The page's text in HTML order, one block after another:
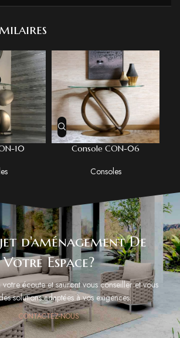
10 Console CON-06
Consoles
d'aménagement De
Votre Espace?
votre écoute et sauront vous conseiller et vous
solutions adaptées à vos exigences.
CONTACTEZ-NOUS